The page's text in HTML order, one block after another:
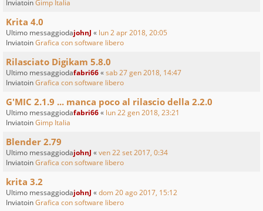
InviatoinGimp Italia
Krita 4.0
Ultimo messaggiodajohnJ « lun 2 apr 2018, 20:05
InviatoinGrafica con software libero
Rilasciato Digikam 5.8.0
Ultimo messaggiodafabri66«sab 27 gen 2018, 14:47
InviatoinGrafica con software libero
G'MIC 2.1.9 ... manca poco al rilascio della 2.2.0
Ultimo messaggiodafabri66« lun 22 gen 2018, 23:21
InviatoinGimp Italia
Blender 2.79
Ultimo messaggiodajohnJ «ven 22 set 2017, 0:34
InviatoinGrafica con software libero
krita 3.2
Ultimo messaggiodajohnJ «dom 20 ago 2017, 15:12
InviatoinGrafica con software libero